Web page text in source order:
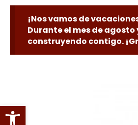
Abrir barra de herramientas
¡Nos vamos de
Durante el mes de
construyendo contigo.